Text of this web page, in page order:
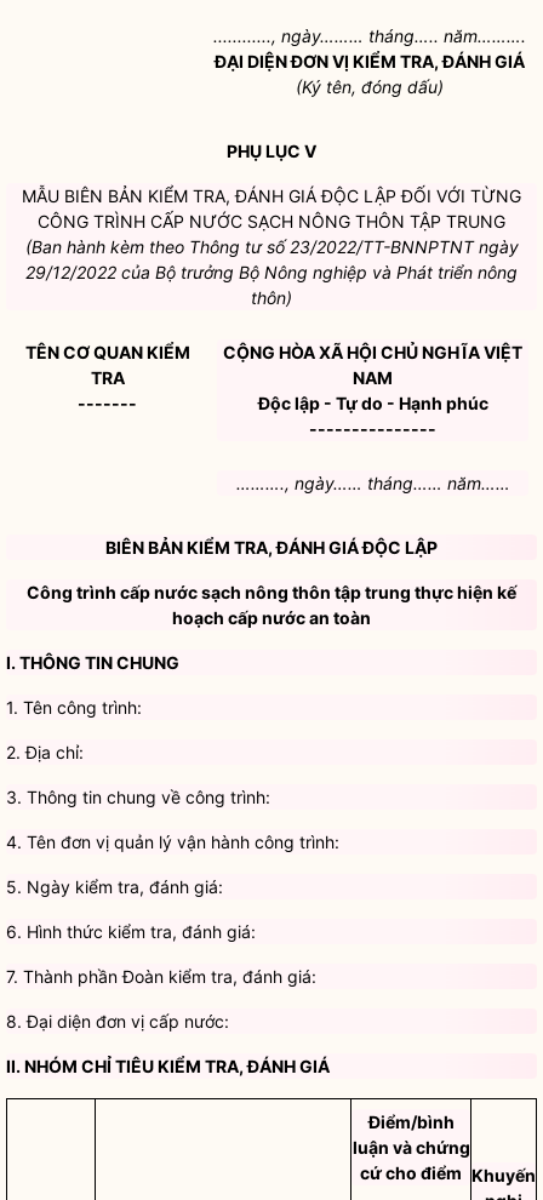
............, ngày……… tháng….. năm……….
ĐẠI DIỆN ĐƠN VỊ KIỂM TRA, ĐÁNH GIÁ
(Ký tên, đóng dấu)
PHỤ LỤC V
MẪU BIÊN BẢN KIỂM TRA, ĐÁNH GIÁ ĐỘC LẬP ĐỐI VỚI TỪNG
CÔNG TRÌNH CẤP NƯỚC SẠCH NÔNG THÔN TẬP TRUNG
(Ban hành kèm theo Thông tư số 23/2022/TT-BNNPTNTngày
29/12/2022 của Bộ trưởng Bộ Nông nghiệp và Phát triển nông
thôn)
TÊN CƠ QUAN KIỂM
TRA
-------
CỘNG HÒA XÃ HỘI CHỦ NGHĨA VIỆT
NAM
Độc lập - Tự do - Hạnh phúc
---------------
………., ngày…… tháng…… năm……
BIÊN BẢN KIỂM TRA, ĐÁNH GIÁ ĐỘC LẬP
Công trình cấp nước sạch nông thôn tập trung thực hiện kế
hoạch cấp nước an toàn
I. THÔNG TIN CHUNG
1. Tên công trình:
2.Địa chỉ:
3. Thông tin chung về công trình:
4. Tên đơn vị quản lý vận hành công trình:
5. Ngày kiểm tra, đánh giá:
6. Hình thức kiểm tra, đánh giá:
7. Thành phần Đoàn kiểm tra, đánh giá:
8. Đại diện đơn vị cấp nước:
II. NHÓM CHỈ TIÊU KIỂM TRA, ĐÁNH GIÁ
Điểm/bình
luận và chứng
cứ cho điểm Khuyến